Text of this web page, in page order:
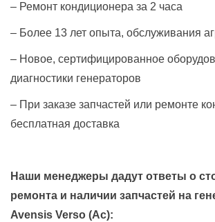
– Ремонт кондиционера за 2 часа
– Более 13 лет опыта, обслуживания
– Новое, сертифицированное
диагностики генераторов
– При заказе запчастей или ремонте
бесплатная доставка
Наши менеджеры дадут ответы о
ремонта и наличии запчастей на
Avensis Verso (Ac):